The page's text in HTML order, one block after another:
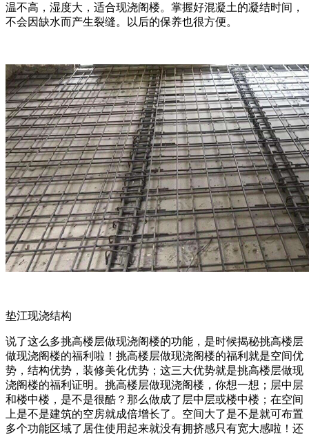
温不高，湿度大，适合现浇阁楼。掌握好混凝土的凝结时间，
不会因缺水而产生裂缝。以后的保养也很方便。
垫江现浇结构
说了这么多挑高楼层做现浇阁楼的功能，是时候揭秘挑高楼层
做现浇阁楼的福利啦！挑高楼层做现浇阁楼的福利就是空间优
势，结构优势，装修美化优势；这三大优势就是挑高楼层做现
浇阁楼的福利证明。挑高楼层做现浇阁楼，你想一想；层中层
和楼中楼，是不是很酷？那么做成了层中层或楼中楼；在空间
上是不是建筑的空房就成倍增长了。空间大了是不是就可布置
多个功能区域了居住使用起来就没有拥挤感只有宽大感啦！还